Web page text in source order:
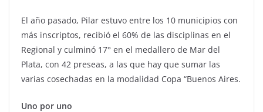
El año pasado, Pilar estuvo entre los 10 municipios con
más inscriptos, recibió el 60% de las disciplinas en el
Regional y culminó 17° en el medallero de Mar del
Plata, con 42 preseas, a las que hay que sumar las
varias cosechadas en la modalidad Copa “Buenos Aires.
Uno por uno